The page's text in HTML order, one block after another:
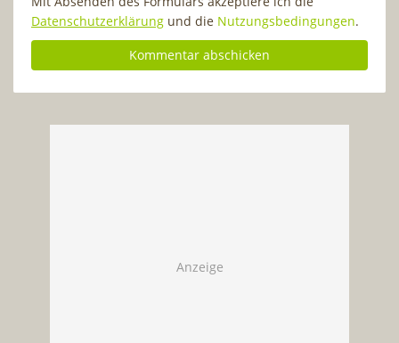
Datenschutzerklärung und die Nutzungsbedingungen.